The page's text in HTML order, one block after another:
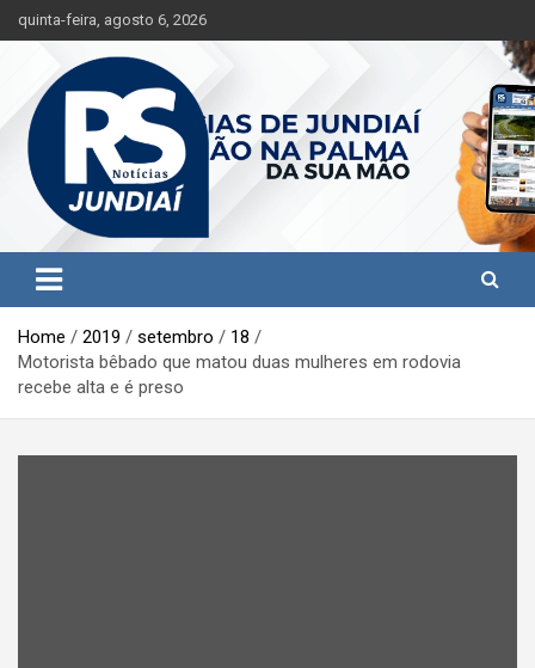
k
t
quinta-feira, agosto 6, 2026
RS Notícias Jundiaí
Jundiaí e região na palma da sua mão!
Home 2019 setembro
18
Motorista bêbado que matou duas mulheres em rodovia
recebe alta e é preso